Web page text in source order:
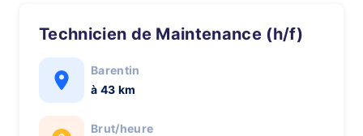
Technicien de Maintenance (h/f)
Barentin
à 43 km
Brut/heure